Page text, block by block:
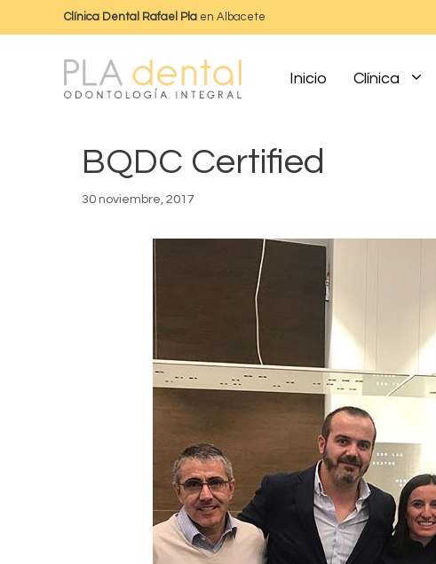
Clínica Dental Rafael Pla en Albacete
Inicio Clínica
BQDC Certified
30 noviembre, 2017